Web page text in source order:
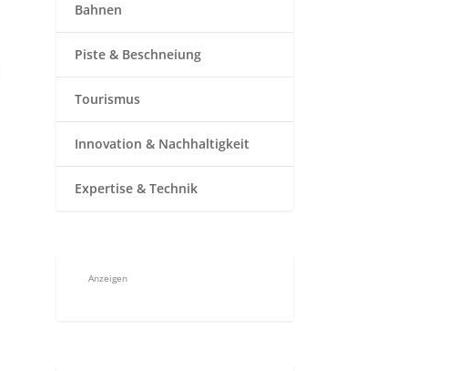
Bahnen
Piste & Beschneiung
Tourismus
Innovation & Nachhaltigkeit
Expertise & Technik
Anzeigen